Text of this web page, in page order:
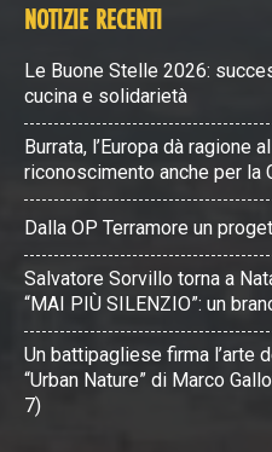
NOTIZIE RECENTI
Le Buone Stelle 2026:
cucina e solidarietà
Burrata, l’Europa dà ragione
riconoscimento anche per la
Dalla OP Terramore un
Salvatore Sorvillo torna a
“MAI PIÙ SILENZIO”: un
Un battipagliese firma l’arte
“Urban Nature” di Marco
7)